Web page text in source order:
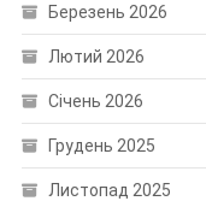
Березень 2026
Лютий 2026
Січень 2026
Грудень 2025
Листопад 2025